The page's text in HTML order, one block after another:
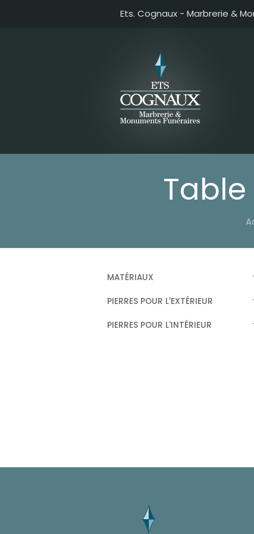
Ets. Cognaux - Marbrerie &
MATÉRIAUX
PIERRES POUR L'EXTÉRIEUR
PIERRES POUR L'INTÉRIEUR